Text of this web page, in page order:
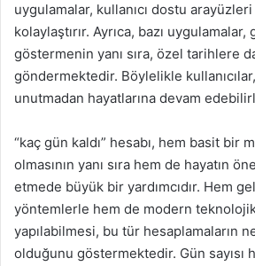
uygulamalar, kullanıcı dostu
kolaylaştırır. Ayrıca, bazı uygulamalar,
göstermenin yanı sıra, özel tarihlere
göndermektedir. Böylelikle
unutmadan hayatlarına devam
“kaç gün kaldı” hesabı, hem basit bir
olmasının yanı sıra hem de hayatın
etmede büyük bir yardımcıdır. Hem
yöntemlerle hem de modern
yapılabilmesi, bu tür hesaplamaların
olduğunu göstermektedir. Gün sayısı